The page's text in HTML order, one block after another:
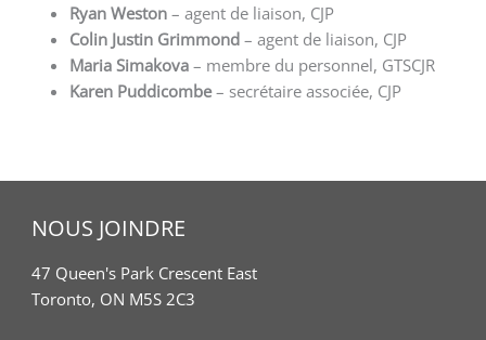
Ryan Weston– agent de liaison, CJP
Colin Justin Grimmond– agent de liaison, CJP
Maria Simakova– membre du personnel, GTSCJR
Karen Puddicombe– secrétaire associée, CJP
NOUS JOINDRE
47 Queen's Park Crescent East
Toronto, ON M5S 2C3